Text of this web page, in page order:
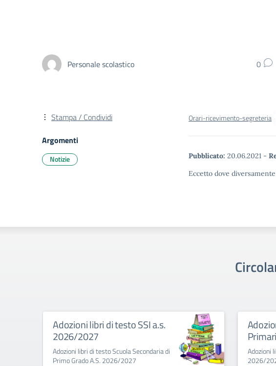
Personale scolastico 0
Orari-ricevimento-segreteria
Pubblicato: 20.06.2021 -
Eccetto dove
Stampa / Condividi
Argomenti
Notizie
Adozioni libri di testo SSI a.s.
2026/2027
Adozioni libri di testo Scuola Secondaria di
Primo Grado A.S. 2026/2027
Adozioni
2026/